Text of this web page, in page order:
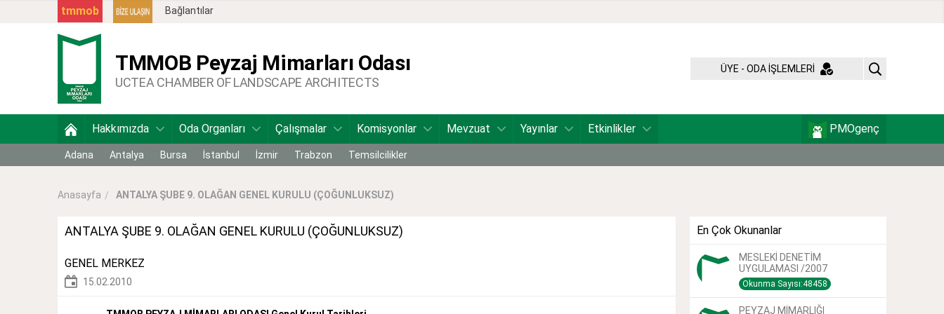
Bağlantılar
tmmob
TMMOB Peyzaj Mimarları Odası
UCTEA CHAMBER OF LANDSCAPE ARCHITECTS
ÜYE - ODA İŞLEMLERİ
Hakkımızda Oda Organları Çalışmalar Komisyonlar Mevzuat Yayınlar Etkinlikler PMOgenç
Adana Antalya Bursa İstanbul İzmir Trabzon Temsilcilikler
Anasayfa ANTALYA ŞUBE 9. OLAĞAN GENEL KURULU (ÇOĞUNLUKSUZ)
ANTALYA ŞUBE 9. OLAĞAN GENEL KURULU (ÇOĞUNLUKSUZ)
GENEL MERKEZ
15.02.2010
En Çok Okunanlar
MESLEKİ DENETİM
UYGULAMASI /2007
Okunma Sayısı:48458
PEYZAJ MİMARLIĞI